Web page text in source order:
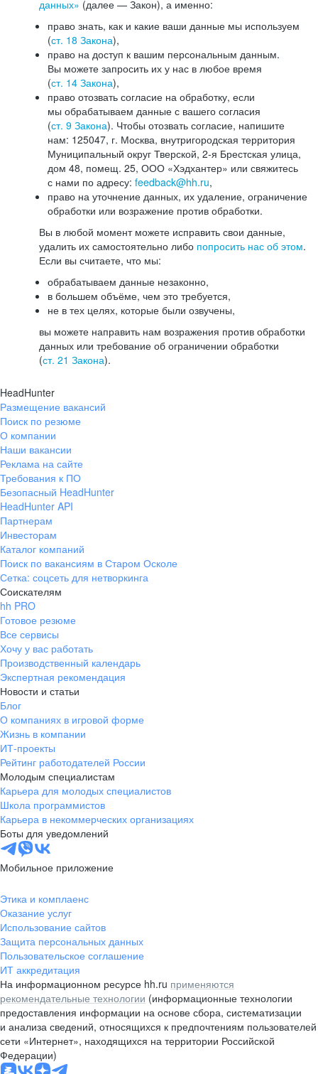
данных» (далее — Закон), а именно:
право знать, как и какие ваши данные мы используем
(ст. 18 Закона),
право на доступ к вашим персональным данным.
Вы можете запросить их у нас в любое время
(ст. 14 Закона),
право отозвать согласие на обработку, если
мы обрабатываем данные с вашего согласия
(ст. 9 Закона). Чтобы отозвать согласие, напишите
нам: 125047, г. Москва, внутригородская территория
Муниципальный округ Тверской, 2-я Брестская улица,
дом 48, помещ. 25, ООО «Хэдхантер» или свяжитесь
с нами по адресу: feedback@hh.ru,
право на уточнение данных, их удаление, ограничение
обработки или возражение против обработки.
Вы в любой момент можете исправить свои данные,
удалить их самостоятельно либо попросить нас об этом.
Если вы считаете, что мы:
обрабатываем данные незаконно,
в большем объёме, чем это требуется,
не в тех целях, которые были озвучены,
вы можете направить нам возражения против обработки
данных или требование об ограничении обработки
(ст. 21 Закона).
HeadHunter
Размещение вакансий
Поиск по резюме
О компании
Наши вакансии
Реклама на сайте
Требования к ПО
Безопасный HeadHunter
HeadHunter API
Партнерам
Инвесторам
Каталог компаний
Поиск по вакансиям в Старом Осколе
Сетка: соцсеть для нетворкинга
Соискателям
hh PRO
Готовое резюме
Все сервисы
Хочу у вас работать
Производственный календарь
Экспертная рекомендация
Новости и статьи
Блог
О компаниях в игровой форме
Жизнь в компании
ИТ-проекты
Рейтинг работодателей России
Молодым специалистам
Карьера для молодых специалистов
Школа программистов
Карьера в некоммерческих организациях
Боты для уведомлений
Мобильное приложение
Этика и комплаенс
Оказание услуг
Использование сайтов
Защита персональных данных
Пользовательское соглашение
ИТ аккредитация
На информационном ресурсе hh.ru применяются
рекомендательные технологии (информационные технологии
предоставления информации на основе сбора, систематизации
и анализа сведений, относящихся к предпочтениям пользователей
сети «Интернет», находящихся на территории Российской
Федерации)